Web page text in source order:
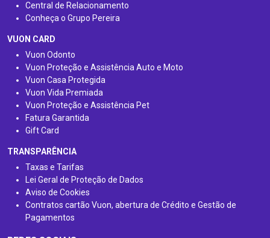
Central de Relacionamento
Conheça o Grupo Pereira
VUON CARD
Vuon Odonto
Vuon Proteção e Assistência Auto e Moto
Vuon Casa Protegida
Vuon Vida Premiada
Vuon Proteção e Assistência Pet
Fatura Garantida
Gift Card
TRANSPARÊNCIA
Taxas e Tarifas
Lei Geral de Proteção de Dados
Aviso de Cookies
Contratos cartão Vuon, abertura de Crédito e Gestão de
Pagamentos